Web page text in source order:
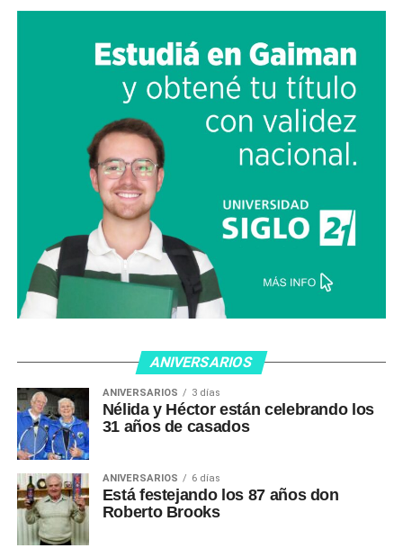
ANIVERSARIOS
ANIVERSARIOS 3 días
Nélida y Héctor están celebrando los
31 años de casados
ANIVERSARIOS 6 días
Está festejando los 87 años don
Roberto Brooks